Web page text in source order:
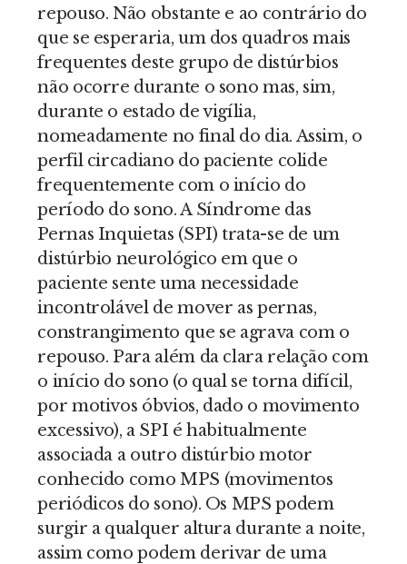
repouso. Não obstante e ao contrário do
que se esperaria, um dos quadros mais
frequentes deste grupo de distúrbios
não ocorre durante o sono mas, sim,
durante o estado de vigília,
nomeadamente no final do dia. Assim, o
perfil circadiano do paciente colide
frequentemente com o início do
período do sono. A Síndrome das
Pernas Inquietas (SPI) trata-se de um
distúrbio neurológico em que o
paciente sente uma necessidade
incontrolável de mover as pernas,
constrangimento que se agrava com o
repouso. Para além da clara relação com
o início do sono (o qual se torna difícil,
por motivos óbvios, dado o movimento
excessivo), a SPI é habitualmente
associada a outro distúrbio motor
conhecido como MPS (movimentos
periódicos do sono). Os MPS podem
surgir a qualquer altura durante a noite,
assim como podem derivar de uma